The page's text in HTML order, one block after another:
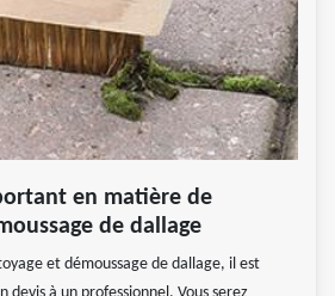
en matière de
de dallage
et démoussage de dallage, il est